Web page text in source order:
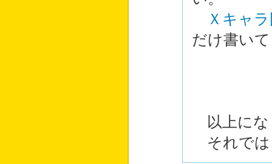
Ｘキャ
だけ書い
以上にな
それでは